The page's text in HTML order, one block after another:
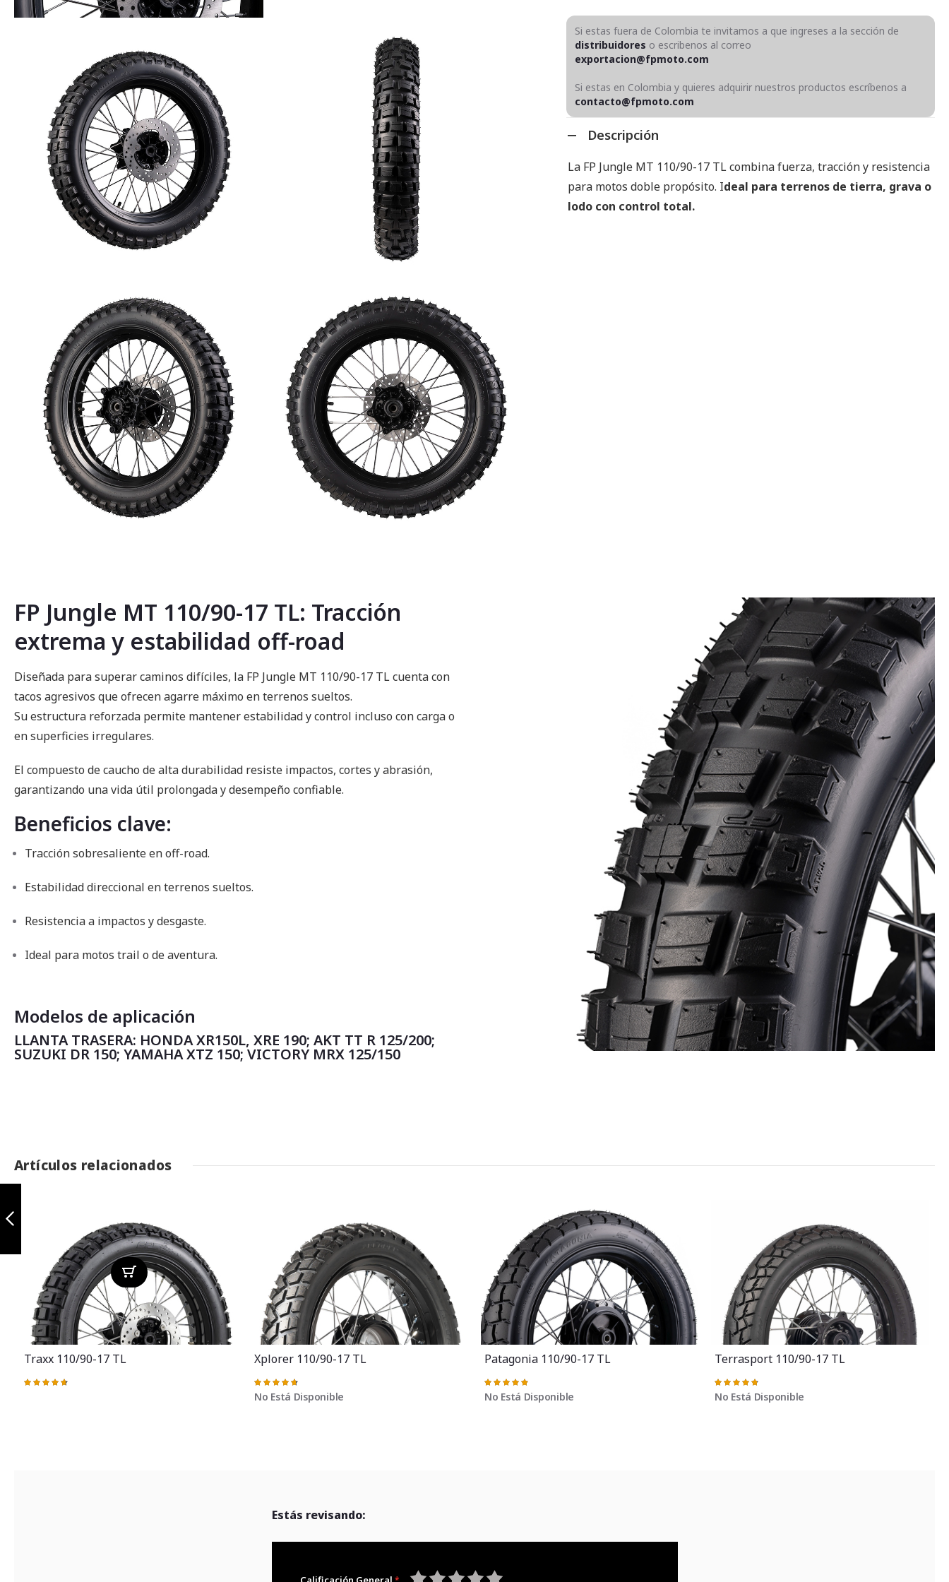
la
galería
imágenes
Si estas fuera de Colombia te invitamos a que ingreses a la sección de
distribuidores o escribenos al correo
exportacion@fpmoto.com
Si estas en Colombia y quieres adquirir nuestros productos escríbenos a
contacto@fpmoto.com
Descripción
La FP Jungle MT 110/90-17 TL combina fuerza, tracción y resistencia
para motos doble propósito. Ideal para terrenos de tierra, grava o
lodo con control total.
FP Jungle MT 110/90-17 TL: Tracción
extrema y estabilidad off-road
Diseñada para superar caminos difíciles, la FP Jungle MT 110/90-17 TL cuenta con
tacos agresivos que ofrecen agarre máximo en terrenos sueltos.
Su estructura reforzada permite mantener estabilidad y control incluso con carga o
en superficies irregulares.
El compuesto de caucho de alta durabilidad resiste impactos, cortes y abrasión,
garantizando una vida útil prolongada y desempeño confiable.
Beneficios clave:
Tracción sobresaliente en off-road.
Estabilidad direccional en terrenos sueltos.
Resistencia a impactos y desgaste.
Ideal para motos trail o de aventura.
Modelos de aplicación
LLANTA TRASERA: HONDA XR150L, XRE 190; AKT TT R 125/200;
SUZUKI DR 150; YAMAHA XTZ 150; VICTORY MRX 125/150
Artículos relacionados
Traxx 110/90-17 TL
Valoración:
Xplorer 110/90-17 TL
Valoración:
95%
No Está Disponible
Patagonia 110/90-17 TL
Valoración:
98%
No Está Disponible
Terrasport 110/90-17 TL
Valoración:
97%
No Está Disponible
Estás revisando: